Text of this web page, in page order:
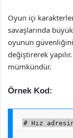
Oyun içi
savaşlarında
oyunun
değiştirerek
mümkündür.
Örnek Kod:
# Hız